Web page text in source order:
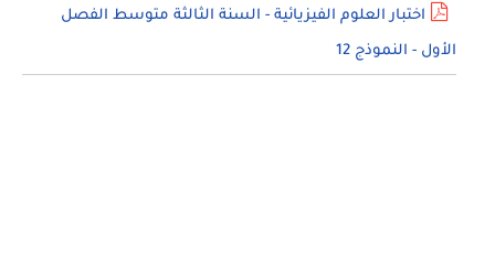
اختبار العلوم الفيزيائية - السنة الثالثة متوسط الفصل
الأول - النموذج 12